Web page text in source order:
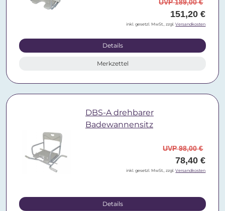
UVP 189,00 €
151,20 €
inkl. gesetzl. MwSt., zzgl.Versandkosten
Details
Merkzettel
DBS-A drehbarer
Badewannensitz
UVP 98,00 €
78,40 €
inkl. gesetzl. MwSt., zzgl.Versandkosten
Details